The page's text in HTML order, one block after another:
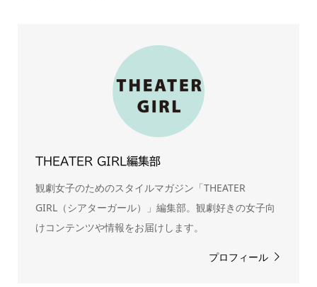
THEATER GIRL編集部
観劇女子のためのスタイルマガジン「THEATER
GIRL（シアターガール）」編集部。観劇好きの女子向
けコンテンツや情報をお届けします。
プロフィール